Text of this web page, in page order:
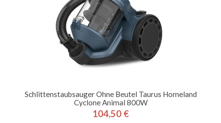
Schlittenstaubsauger Ohne Beutel Taurus Homeland
Cyclone Animal 800W
Preis
104,50 €